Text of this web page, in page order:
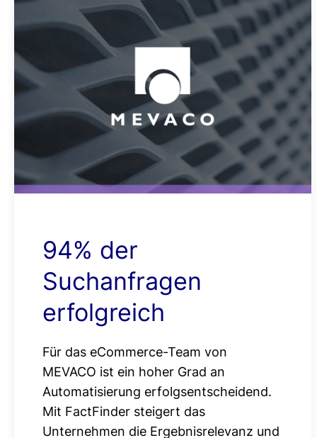
94% der
Suchanfragen
erfolgreich
Für das eCommerce-Team von
MEVACO ist ein hoher Grad an
Automatisierung erfolgsentscheidend.
Mit FactFinder steigert das
Unternehmen die Ergebnisrelevanz und